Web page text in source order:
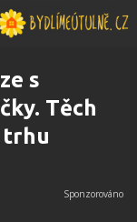
s
Těch
trhu